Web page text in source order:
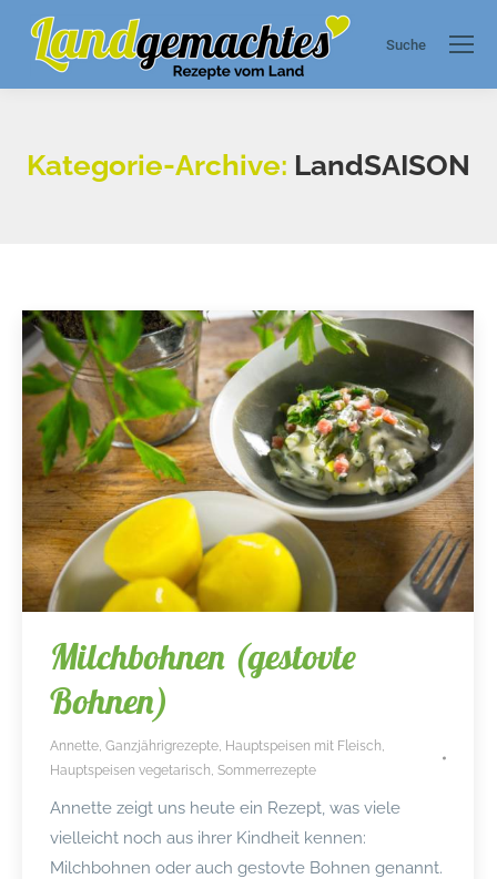
Search:
Suche
Kategorie-Archive: LandSAISON
Milchbohnen (gestovte
Bohnen)
Annette Ganzjährigrezepte Hauptspeisen mit Fleisch
Hauptspeisen vegetarisch Sommerrezepte
Annette zeigt uns heute ein Rezept, was viele
vielleicht noch aus ihrer Kindheit kennen:
Milchbohnen oder auch gestovte Bohnen genannt.